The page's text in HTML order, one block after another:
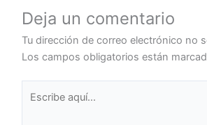
Deja un comentario
Tu dirección de correo electrónico no
Los campos obligatorios están
aquí...